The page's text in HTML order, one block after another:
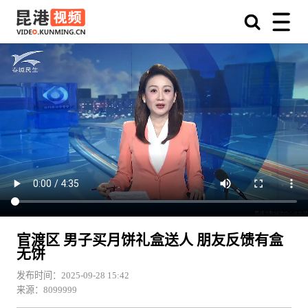
官渡区 男子买月饼礼盒送人 朋友反馈有盒
无饼
发布时间：2025-09-28 15:42
来源：8099999